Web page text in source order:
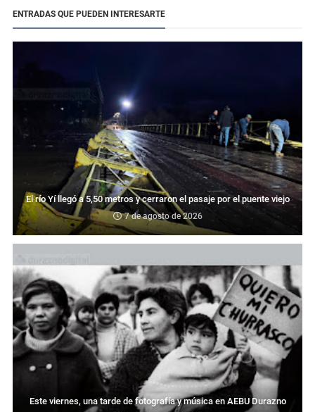
ENTRADAS QUE PUEDEN INTERESARTE
El río Yí llegó a 5,50 metros y cerraron el pasaje por el puente viejo
7 de agosto de 2026
Este viernes, una tarde de fotografía y música en AEBU Durazno